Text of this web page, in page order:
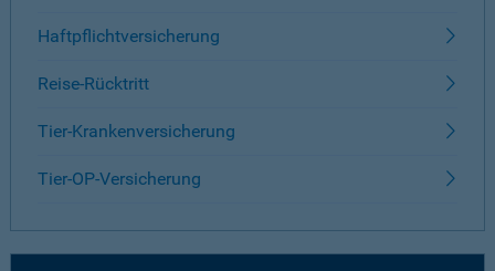
Haftpflichtversicherung
Reise-Rücktritt
Tier-Krankenversicherung
Tier-OP-Versicherung